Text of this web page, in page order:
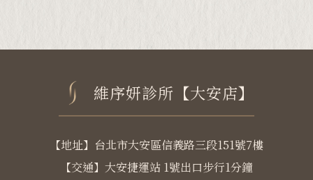
維序妍診所【大安店】
【地址】台北市大安區信義路三段151號7樓
【交通】大安捷運站 1號出口步行1分鐘